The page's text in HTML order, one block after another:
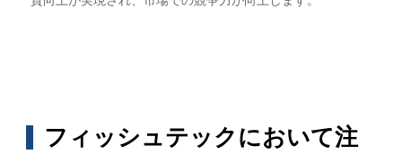
フィッシュテックにおいて注